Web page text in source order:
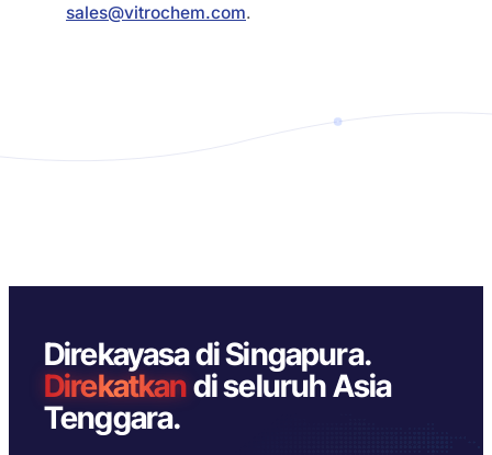
sales@vitrochem.com.
Direkayasa di Singapura.
Direkatkandi seluruh Asia
Tenggara.